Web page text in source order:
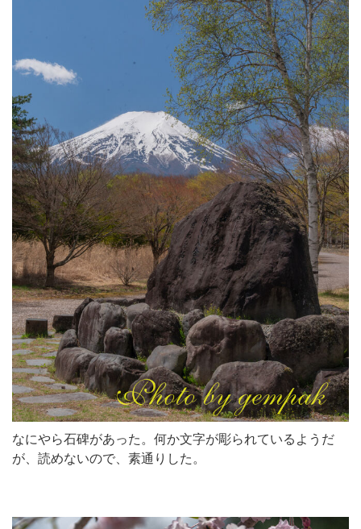
なにやら石碑があった。何か文字が彫られているようだ
が、読めないので、素通りした。